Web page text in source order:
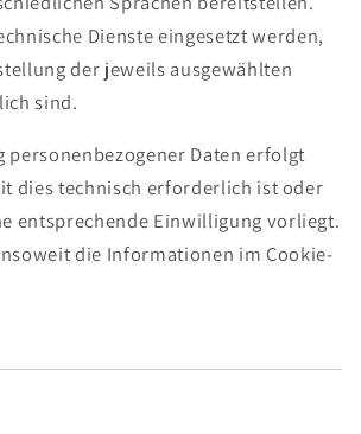
Dienste eingesetzt werden,
der jeweils ausgewählten
sind.
personenbezogener Daten erfolgt
dies technisch erforderlich ist oder
entsprechende Einwilligung vorliegt.
die Informationen im Cookie-